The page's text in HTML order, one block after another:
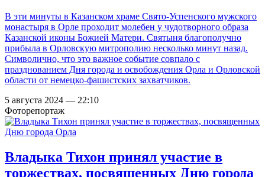
В эти минуты в Казанском храме Свято-Успенского мужского
монастыря в Орле проходит молебен у чудотворного образа
Казанской иконы Божией Матери. Святыня благополучно
прибыла в Орловскую митрополию несколько минут назад.
Символично, что это важное событие совпало с
празднованием Дня города и освобождения Орла и Орловской
области от немецко-фашистских захватчиков.
5 августа 2024 — 22:10
Фоторепортаж
Владыка Тихон принял участие в
торжествах, посвященных Дню города